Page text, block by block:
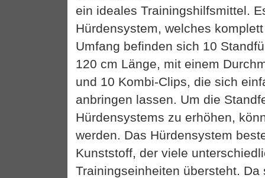
ein ideales Trainingshilfsmittel.
Hürdensystem, welches
Umfang befinden sich 10
120 cm Länge, mit einem
und 10 Kombi-Clips, die sich
anbringen lassen. Um die
Hürdensystems zu erhöhen,
werden. Das Hürdensystem
Kunststoff, der viele
Trainingseinheiten übersteht.